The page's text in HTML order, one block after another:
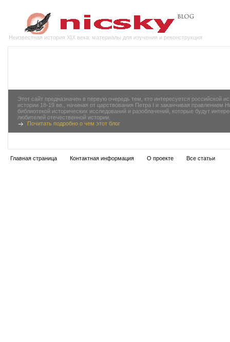
Неизвестная история XIX века: материалы для изучения и реконструкция
Этот сайт предназначен в первую очередь тем, кто интересуется
истории 18-19 вв., начиная от царствования Петра I и заканчивая
библиотекой исторических исследований и разоблачений, которые будут
любителей отечественной истории.
Почитать подробно о чем этот блог
Главная страница Контактная информация О проекте Все статьи